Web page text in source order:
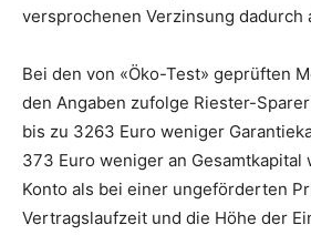
versprochenen Verzinsung dadurch
Bei den von «Öko-Test» geprüften
den Angaben zufolge Riester-
bis zu 3263 Euro weniger
373 Euro weniger an Gesamtkapital
Konto als bei einer ungeförderten
Vertragslaufzeit und die Höhe der